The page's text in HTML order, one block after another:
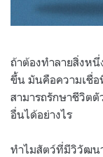
ถ้าต้องทำลายสิ่งหนึ่
ขึ้น มันคือความเชื่อ
สามารถรักษาชีวิต
อื่นได้อย่างไร
ทำไมสัตว์ที่มีวิวัฒน